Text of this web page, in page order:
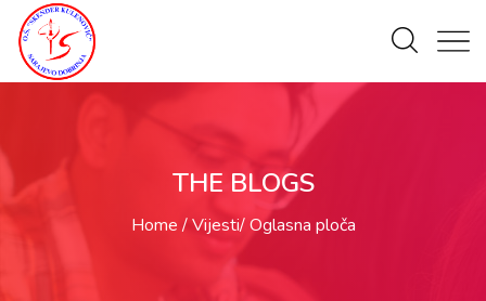
THE BLOGS
Home Vijesti Oglasna ploča